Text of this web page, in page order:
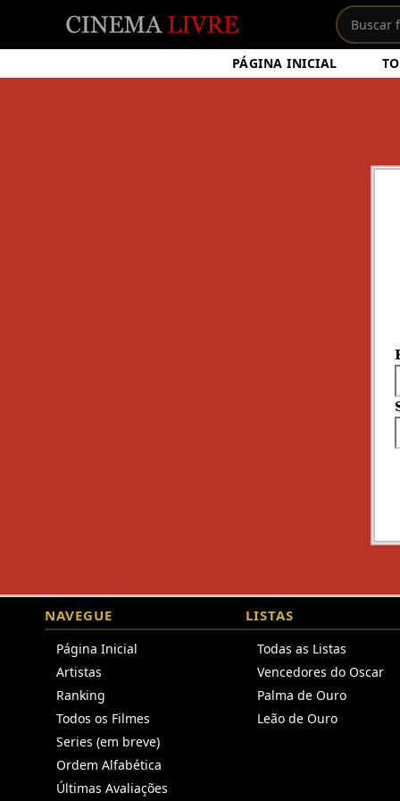
PÁGINA INICIAL
NAVEGUE
Página Inicial
Artistas
Ranking
Todos os Filmes
Series (em breve)
Ordem Alfabética
Últimas Avaliações
LISTAS
Todas as Listas
Vencedores do Oscar
Palma de Ouro
Leão de Ouro